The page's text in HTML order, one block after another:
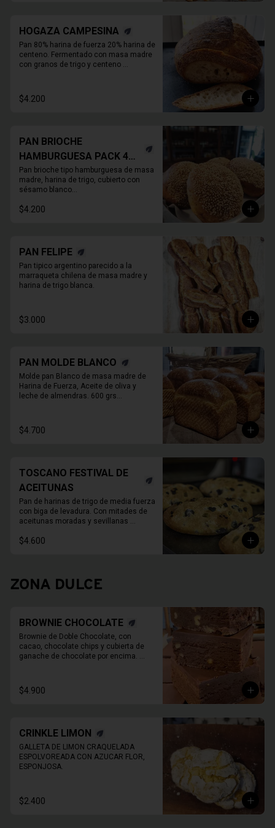
HOGAZA CAMPESINA
Pan 80% harina de fuerza 20% harina de
centeno. Fermentado con masa madre
con granos de trigo y centeno
REBANAR.
$4.200
PAN BRIOCHE
HAMBURGUESA PACK 4
UNIDADES
Pan brioche tipo hamburguesa de masa
madre, harina de trigo, cubierto con
sésamo blanco
$4.200
PAN FELIPE
Pan tipico argentino parecido a la
marraqueta chilena de masa madre y
harina de trigo blanca.
$3.000
PAN MOLDE BLANCO
Molde pan Blanco de masa madre de
Harina de Fuerza, Aceite de oliva y
leche de almendras. 600 grs
$4.700
TOSCANO FESTIVAL DE
ACEITUNAS
Pan de harinas de trigo de media fuerza
con biga de levadura. Con mitades de
aceitunas moradas y sevillanas
$4.600
ZONA DULCE
BROWNIE CHOCOLATE
Brownie de Doble Chocolate, con
cacao, chocolate chips y cubierta de
ganache de chocolate por encima.
$4.900
CRINKLE LIMON
GALLETA DE LIMON CRAQUELADA
ESPOLVOREADA CON AZUCAR FLOR,
ESPONJOSA.
$2.400